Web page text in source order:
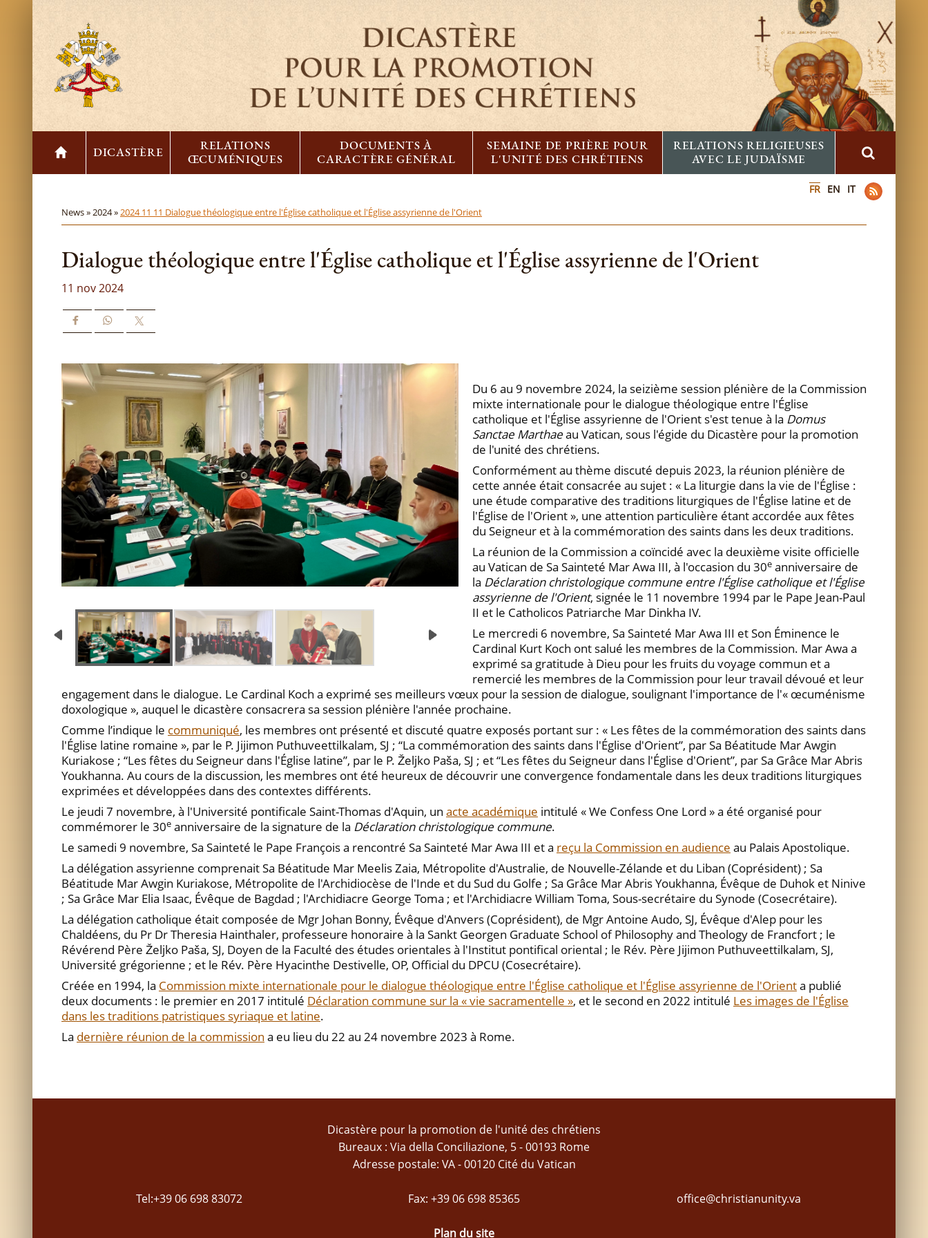
DICASTÈRE
RELATIONS
ŒCUMÉNIQUES
DOCUMENTS À
CARACTÈRE GÉNÉRAL
SEMAINE DE PRIÈRE POUR
L'UNITÉ DES CHRÉTIENS
RELATIONS RELIGIEUSES
AVEC LE JUDAÏSME
FR EN IT
News »2024 »2024 11 11 Dialogue théologique entre l'Église catholique et l'Église assyrienne de l'Orient
Dialogue théologique entre l'Église catholique et l'Église assyrienne de l'Orient
11 nov 2024
Du 6 au 9 novembre 2024, la seizième session plénière de la Commission
mixte internationale pour le dialogue théologique entre l'Église
catholique et l'Église assyrienne de l'Orient s'est tenue à la Domus
Sanctae Marthaeau Vatican, sous l'égide du Dicastère pour la promotion
de l'unité des chrétiens.
Conformément au thème discuté depuis 2023, la réunion plénière de
cette année était consacrée au sujet : « La liturgie dans la vie de l'Église :
une étude comparative des traditions liturgiques de l'Église latine et de
l'Église de l'Orient », une attention particulière étant accordée aux fêtes
du Seigneur et à la commémoration des saints dans les deux traditions.
La réunion de la Commission a coïncidé avec la deuxième visite officielle
au Vatican de Sa Sainteté Mar Awa III, à l'occasion du 30eanniversaire de
la Déclaration christologique commune entre l'Église catholique et l'Église
assyrienne de l'Orient, signée le 11 novembre 1994 par le Pape Jean-Paul
II et le Catholicos Patriarche Mar Dinkha IV.
Le mercredi 6 novembre, Sa Sainteté Mar Awa III et Son Éminence le
Cardinal Kurt Koch ont salué les membres de la Commission. Mar Awa a
exprimé sa gratitude à Dieu pour les fruits du voyage commun et a
remercié les membres de la Commission pour leur travail dévoué et leur
engagement dans le dialogue. Le Cardinal Koch a exprimé ses meilleurs vœux pour la session de dialogue, soulignant l'importance de l'« œcuménisme
doxologique », auquel le dicastère consacrera sa session plénière l'année prochaine.
Comme l’indique le communiqué, les membres ont présenté et discuté quatre exposés portant sur : « Les fêtes de la commémoration des saints dans
l'Église latine romaine », par le P. Jijimon Puthuveettilkalam, SJ ; “La commémoration des saints dans l'Église d'Orient”, par Sa Béatitude Mar Awgin
Kuriakose ; “Les fêtes du Seigneur dans l'Église latine”, par le P. Željko Paša, SJ ; et “Les fêtes du Seigneur dans l'Église d'Orient”, par Sa Grâce Mar Abris
Youkhanna. Au cours de la discussion, les membres ont été heureux de découvrir une convergence fondamentale dans les deux traditions liturgiques
exprimées et développées dans des contextes différents.
Le jeudi 7 novembre, à l'Université pontificale Saint-Thomas d'Aquin, un acte académique intitulé « We Confess One Lord » a été organisé pour
commémorer le 30e anniversaire de la signature de la Déclaration christologique commune.
Le samedi 9 novembre, Sa Sainteté le Pape François a rencontré Sa Sainteté Mar Awa III et a reçu la Commission en audience au Palais Apostolique.
La délégation assyrienne comprenait Sa Béatitude Mar Meelis Zaia, Métropolite d'Australie, de Nouvelle-Zélande et du Liban (Coprésident) ; Sa
Béatitude Mar Awgin Kuriakose, Métropolite de l'Archidiocèse de l'Inde et du Sud du Golfe ; Sa Grâce Mar Abris Youkhanna, Évêque de Duhok et Ninive
; Sa Grâce Mar Elia Isaac, Évêque de Bagdad ; l'Archidiacre George Toma ; et l'Archidiacre William Toma, Sous-secrétaire du Synode (Cosecrétaire).
La délégation catholique était composée de Mgr Johan Bonny, Évêque d'Anvers (Coprésident), de Mgr Antoine Audo, SJ, Évêque d'Alep pour les
Chaldéens, du Pr Dr Theresia Hainthaler, professeure honoraire à la Sankt Georgen Graduate School of Philosophy and Theology de Francfort ; le
Révérend Père Željko Paša, SJ, Doyen de la Faculté des études orientales à l'Institut pontifical oriental ; le Rév. Père Jijimon Puthuveettilkalam, SJ,
Université grégorienne ; et le Rév. Père Hyacinthe Destivelle, OP, Official du DPCU (Cosecrétaire).
Créée en 1994, la Commission mixte internationale pour le dialogue théologique entre l'Église catholique et l'Église assyrienne de l'Orienta publié
deux documents : le premier en 2017 intitulé Déclaration commune sur la « vie sacramentelle », et le second en 2022 intitulé Les images de l'Église
dans les traditions patristiques syriaque et latine.
La dernière réunion de la commission a eu lieu du 22 au 24 novembre 2023 à Rome.
Dicastère pour la promotion de l'unité des chrétiens
Bureaux : Via della Conciliazione, 5 - 00193 Rome
Adresse postale: VA - 00120 Cité du Vatican
Tel:+39 06 698 83072 Fax: +39 06 698 85365 office@christianunity.va
Plan du site